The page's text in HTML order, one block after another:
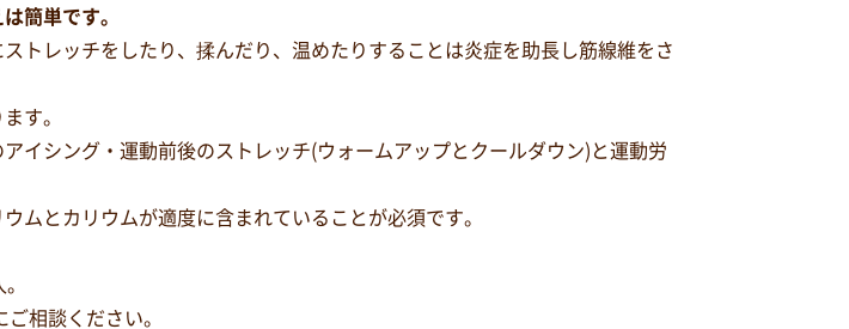
簡単です。
トレッチをしたり、揉んだり、温めたりすることは炎症を助長し筋線維をさ
す。
イシング・運動前後のストレッチ(ウォームアップとクールダウン)と運動労
ムとカリウムが適度に含まれていることが必須です。
相談ください。